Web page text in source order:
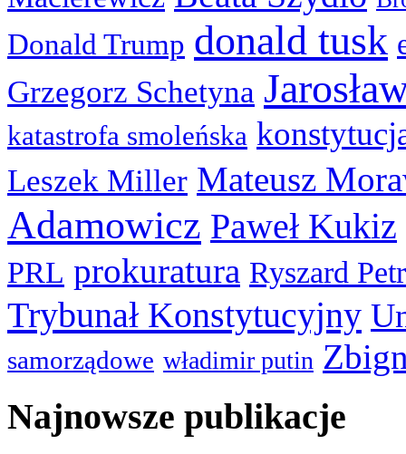
Donald Trump donald tusk
Grzegorz Schetyna
katastrofa smoleńska
Leszek Miller Mateusz
Adamowicz Paweł Kukiz
PRL prokuratura Ryszard
Trybunał Konstytucyjny
samorządowe władimir putin
Najnowsze publikacje